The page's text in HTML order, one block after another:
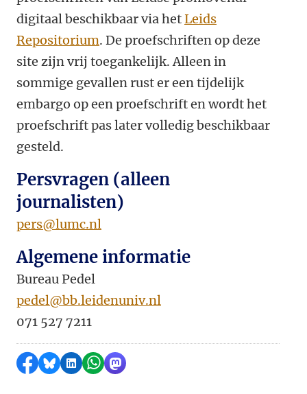
digitaal beschikbaar via hetLeids
Repositorium. De proefschriften op deze
site zijn vrij toegankelijk. Alleen in
sommige gevallen rust er een tijdelijk
embargo op een proefschrift en wordt het
proefschrift pas later volledig beschikbaar
gesteld.
Persvragen (alleen
journalisten)
pers@lumc.nl
Algemene informatie
Bureau Pedel
pedel@bb.leidenuniv.nl
071 527 7211
Delen op Facebook
Delen via Bluesky
Delen op LinkedIn
Delen via WhatsApp
Delen via Mastodon